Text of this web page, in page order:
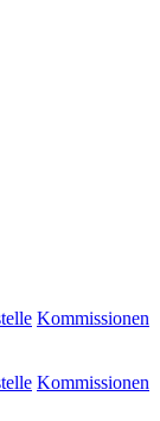
Kommissionen
Kommissionen